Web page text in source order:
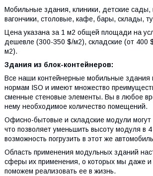
Мобильные здания, клиники, детские
вагончики, столовые, кафе, бары, склады,
Цена указана за 1 м2 общей площади на
дешевле (300-350 $/м2), складские (от 400
м2).
Здания из блок-контейнеров:
Все наши контейнерные мобильные здания
нормам ISO и имеют множество
сменные стеновые элементы. Вы в любое
нему необходимое количество помещений.
Офисно-бытовые и складские модули
что позволяет уменьшить высоту модуля в
возможность погрузить в этот же
Область применения модульных зданий
сферы их применения, о которых мы даже
поможем реализовать ее в жизнь.